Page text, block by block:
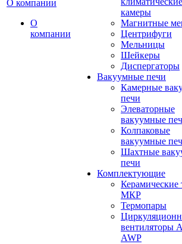
О компании
О
компании
камеры
Магнитные
Центрифуги
Мельницы
Шейкеры
Диспергаторы
Вакуумные печи
Камерные
печи
Элеваторные
вакуумные
Колпаковые
вакуумные
Шахтные
печи
Комплектующие
Керамические
МКР
Термопары
вентиляторы
AWP